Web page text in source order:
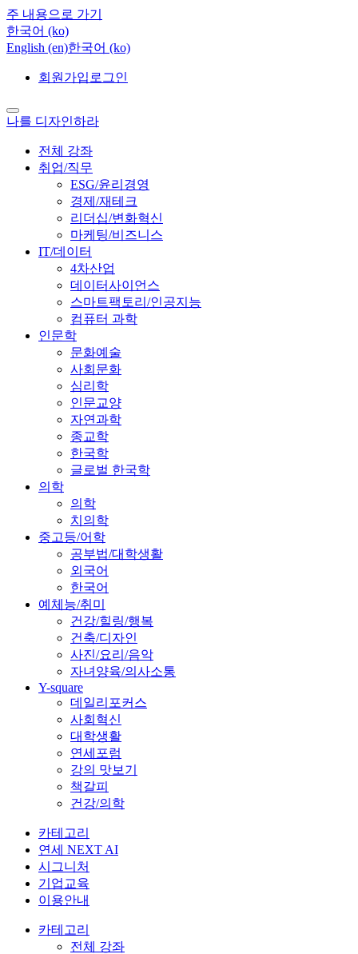
주 내용으로 가기
한국어 ‎(ko)‎
English ‎(en)‎한국어 ‎(ko)‎
회원가입 로그인
나를 디자인하라
전체 강좌
취업/직무
ESG/윤리경영
경제/재테크
리더십/변화혁신
마케팅/비즈니스
IT/데이터
4차산업
데이터사이언스
스마트팩토리/인공지능
컴퓨터 과학
인문학
문화예술
사회문화
심리학
인문교양
자연과학
종교학
한국학
글로벌 한국학
의학
의학
치의학
중고등/어학
공부법/대학생활
외국어
한국어
예체능/취미
건강/힐링/행복
건축/디자인
사진/요리/음악
자녀양육/의사소통
Y-square
데일리포커스
사회혁신
대학생활
연세포럼
강의 맛보기
책갈피
건강/의학
카테고리
연세 NEXT AI
시그니처
기업교육
이용안내
카테고리
전체 강좌